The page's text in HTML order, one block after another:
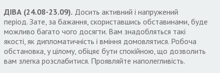
ДІВА (24.08-23.09). Досить активний і напружений
період. Зате, за бажання, скориставшись обставинами, буде
можливо багато чого досягти. Вам знадобляться такі
якості, як дипломатичність і вміння домовлятися. Робоча
обстановка, у цілому, обіцяє бути спокійною, що дозволить
вам злегка розслабитися. Проявляйте наполегливість.